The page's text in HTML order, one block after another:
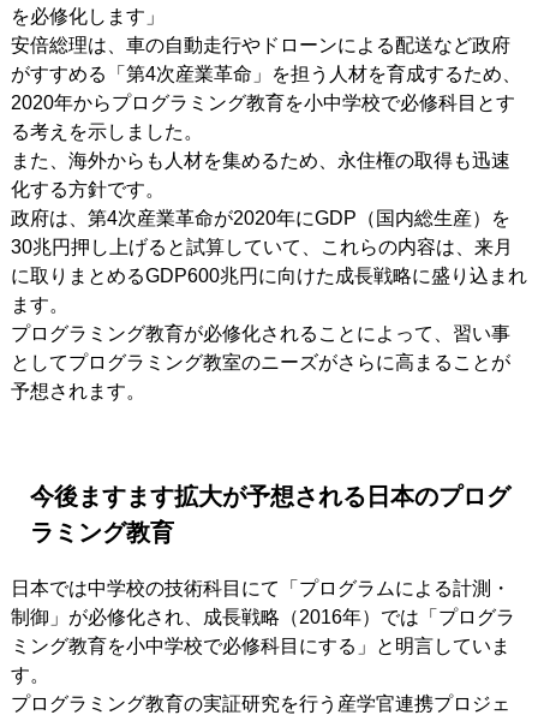
を必修化します」
安倍総理は、車の自動走行やドローンによる配送など政府
がすすめる「第4次産業革命」を担う人材を育成するため、
2020年からプログラミング教育を小中学校で必修科目とす
る考えを示しました。
また、海外からも人材を集めるため、永住権の取得も迅速
化する方針です。
政府は、第4次産業革命が2020年にGDP（国内総生産）を
30兆円押し上げると試算していて、これらの内容は、来月
に取りまとめるGDP600兆円に向けた成長戦略に盛り込まれ
ます。
プログラミング教育が必修化されることによって、習い事
としてプログラミング教室のニーズがさらに高まることが
予想されます。
今後ますます拡大が予想される日本のプログ
ラミング教育
日本では中学校の技術科目にて「プログラムによる計測・
制御」が必修化され、成長戦略（2016年）では「プログラ
ミング教育を小中学校で必修科目にする」と明言していま
す。
プログラミング教育の実証研究を行う産学官連携プロジェ